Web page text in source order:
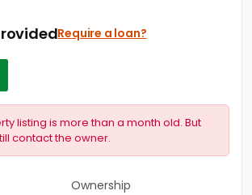
Require a loan?
listing is more than a month old. But
contact the owner.
Ownership